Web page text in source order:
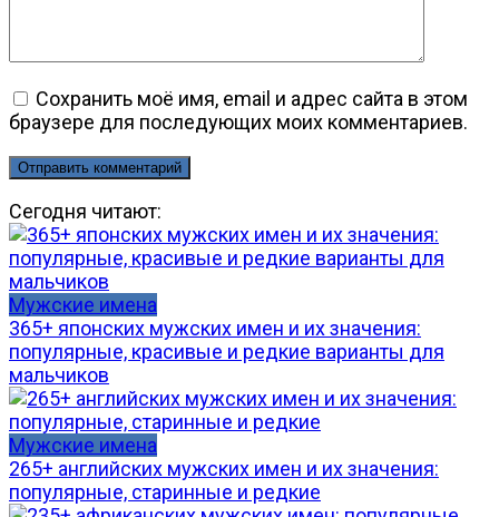
Сохранить моё имя, email и адрес сайта в этом
браузере для последующих моих комментариев.
Сегодня читают:
Мужские имена
365+ японских мужских имен и их значения:
популярные, красивые и редкие варианты для
мальчиков
Мужские имена
265+ английских мужских имен и их значения:
популярные, старинные и редкие